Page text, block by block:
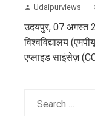
Udaipurviews
उदयपुर, 07 अगस्त
विश्वविद्यालय
एप्लाइड साइंसेज़